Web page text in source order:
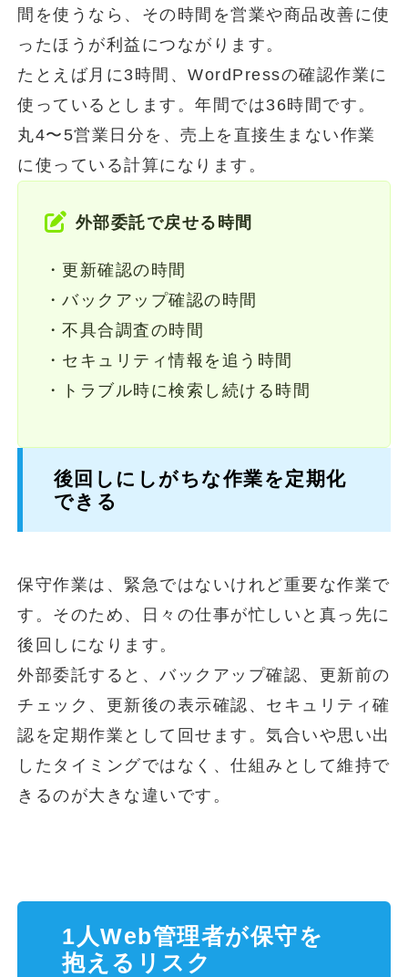
間を使うなら、その時間を営業や商品改善に使
ったほうが利益につながります。
たとえば月に3時間、WordPressの確認作業に
使っているとします。年間では36時間です。
丸4〜5営業日分を、売上を直接生まない作業
に使っている計算になります。
外部委託で戻せる時間
・更新確認の時間
・バックアップ確認の時間
・不具合調査の時間
・セキュリティ情報を追う時間
・トラブル時に検索し続ける時間
後回しにしがちな作業を定期化
できる
保守作業は、緊急ではないけれど重要な作業で
す。そのため、日々の仕事が忙しいと真っ先に
後回しになります。
外部委託すると、バックアップ確認、更新前の
チェック、更新後の表示確認、セキュリティ確
認を定期作業として回せます。気合いや思い出
したタイミングではなく、仕組みとして維持で
きるのが大きな違いです。
1人Web管理者が保守を
抱えるリスク